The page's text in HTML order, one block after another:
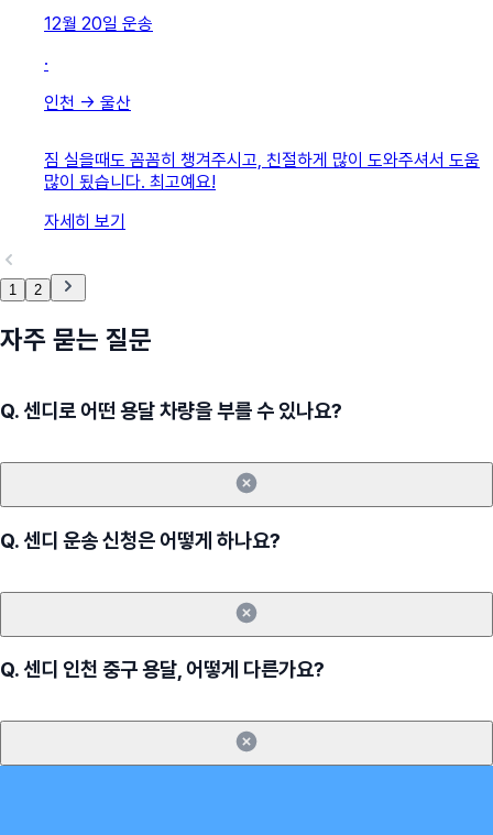
12월 20일 운송
·
인천 → 울산
짐 실을때도 꼼꼼히 챙겨주시고, 친절하게 많이 도와주셔서 도움
많이 됬습니다. 최고예요!
자세히 보기
1 2
자주 묻는 질문
Q.센디로 어떤 용달 차량을 부를 수 있나요?
Q.센디 운송 신청은 어떻게 하나요?
Q.센디 인천 중구 용달, 어떻게 다른가요?